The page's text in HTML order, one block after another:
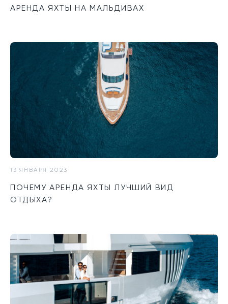
АРЕНДА ЯХТЫ НА МАЛЬДИВАХ
13 ЯНВАРЯ 2023
ПОЧЕМУ АРЕНДА ЯХТЫ ЛУЧШИЙ ВИД
ОТДЫХА?